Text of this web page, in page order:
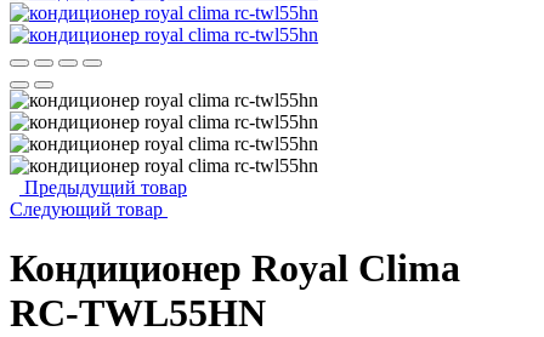
Предыдущий товар
Следующий товар
Кондиционер Royal Clima
RC-TWL55HN